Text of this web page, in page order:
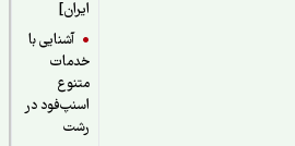
آشنایی با
خدمات
اسنپ‌فود در